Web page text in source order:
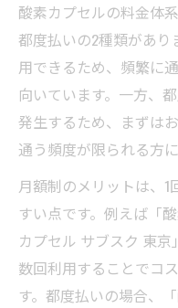
酸素カプセルの料金体
都度払いの2種類があ
用できるため、頻繁に
向いています。一方、
発生するため、まずは
通う頻度が限られる方
月額制のメリットは、
すい点です。例えば「
カプセル サブスク 東
数回利用することでコ
す。都度払いの場合、